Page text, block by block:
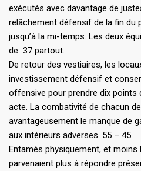
exécutés avec davantage de
relâchement défensif de la fin du
jusqu’à la mi-temps. Les deux
de 37 partout.
De retour des vestiaires, les
investissement défensif et
offensive pour prendre dix points
acte. La combativité de chacun
avantageusement le manque de
aux intérieurs adverses. 55 – 45
Entamés physiquement, et moins
parvenaient plus à répondre